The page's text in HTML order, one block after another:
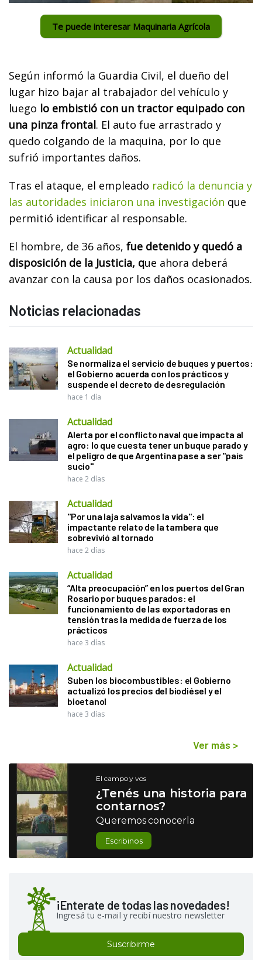
Te puede interesar Maquinaria Agrícola
Según informó la Guardia Civil, el dueño del
lugar hizo bajar al trabajador del vehículo y
luego lo embistió con un tractor equipado con
una pinza frontal. El auto fue arrastrado y
quedo colgando de la maquina, por lo que
sufrió importantes daños.
Tras el ataque, el empleado radicó la denuncia y
las autoridades iniciaron una investigación que
permitió identificar al responsable.
El hombre, de 36 años, fue detenido y quedó a
disposición de la Justicia, que ahora deberá
avanzar con la causa por los daños ocasionados.
Noticias relacionadas
Actualidad
Se normaliza el servicio de buques y puertos:
el Gobierno acuerda con los prácticos y
suspende el decreto de desregulación
hace 1 día
Actualidad
Alerta por el conflicto naval que impacta al
agro: lo que cuesta tener un buque parado y
el peligro de que Argentina pase a ser "país
sucio"
hace 2 días
Actualidad
"Por una laja salvamos la vida": el
impactante relato de la tambera que
sobrevivió al tornado
hace 2 días
Actualidad
“Alta preocupación” en los puertos del Gran
Rosario por buques parados: el
funcionamiento de las exportadoras en
tensión tras la medida de fuerza de los
prácticos
hace 3 días
Actualidad
Suben los biocombustibles: el Gobierno
actualizó los precios del biodiésel y el
bioetanol
hace 3 días
Ver más >
El campo y vos
¿Tenés una historia para
contarnos?
Queremos conocerla
Escribinos
¡Enterate de todas las novedades!
Ingresá tu e-mail y recibí nuestro newsletter
Suscribirme